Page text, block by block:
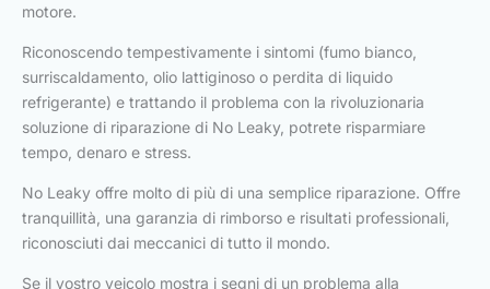
motore.
Riconoscendo tempestivamente i sintomi (fumo bianco,
surriscaldamento, olio lattiginoso o perdita di liquido
refrigerante) e trattando il problema con la rivoluzionaria
soluzione di riparazione di No Leaky, potrete risparmiare
tempo, denaro e stress.
No Leaky offre molto di più di una semplice riparazione. Offre
tranquillità, una garanzia di rimborso e risultati professionali,
riconosciuti dai meccanici di tutto il mondo.
Se il vostro veicolo mostra i segni di un problema alla